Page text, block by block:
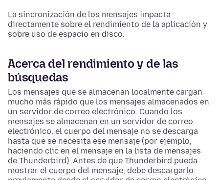
La sincronización de los mensajes impacta
directamente sobre el rendimiento de la aplicación y
sobre uso de espacio en disco.
Acerca del rendimiento y de las
búsquedas
Los mensajes que se almacenan localmente cargan
mucho más rápido que los mensajes almacenados en
un servidor de correo electrónico. Cuando los
mensajes se almacenan en un servidor de correo
electrónico, el cuerpo del mensaje no se descarga
hasta que se necesita ese mensaje (por ejemplo,
haciendo clic en el mensaje en la lista de mensajes
de Thunderbird). Antes de que Thunderbird pueda
mostrar el cuerpo del mensaje, debe descargarlo